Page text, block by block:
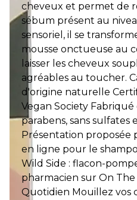
cheveux et permet de
sébum présent au
sensoriel, il se
mousse onctueuse au
laisser les cheveux
agréables au toucher.
d'origine naturelle
Vegan Society Fabriqué
parabens, sans sulfates
Présentation proposée
en ligne pour le
Wild Side : flacon-
pharmacien sur On
Quotidien Mouillez vos